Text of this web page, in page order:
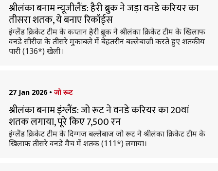
श्रीलंका बनाम न्यूजीलैंड: हैरी ब्रुक ने जड़ा वनडे करियर का
तीसरा शतक, ये बनाए रिकॉर्ड्स
इंग्लैंड क्रिकेट टीम के कप्तान हैरी ब्रूक ने श्रीलंका क्रिकेट टीम के खिलाफ
वनडे सीरीज के तीसरे मुकाबले में बेहतरीन बल्लेबाजी करते हुए शतकीय
पारी (136*) खेली।
27 Jan 2026 • जो रूट
श्रीलंका बनाम इंग्लैंड: जो रूट ने वनडे करियर का 20वां
शतक लगाया, पूरे किए 7,500 रन
इंग्लैंड क्रिकेट टीम के दिग्गज बल्लेबाज जो रूट ने श्रीलंका क्रिकेट टीम के
खिलाफ तीसरे वनडे मैच में शतक (111*) लगाया।